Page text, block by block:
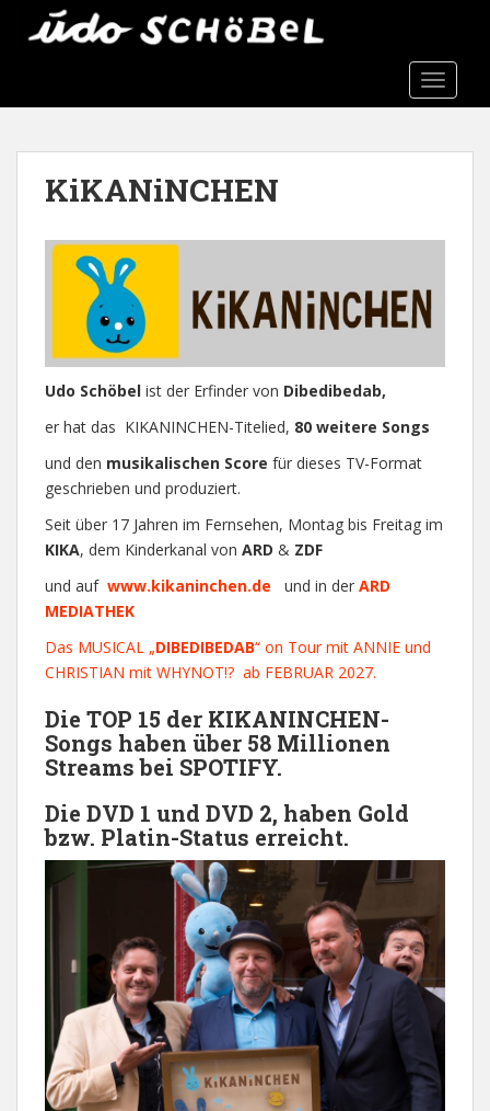
t
KiKANiNCHEN
Udo Schöbel ist der Erfinder von Dibedibedab,
er hat das KIKANINCHEN-Titelied, 80 weitere Songs
und den musikalischen Score für dieses TV-Format
geschrieben und produziert.
Seit über 17 Jahren im Fernsehen, Montag bis Freitag im
KIKA, dem Kinderkanal von ARD & ZDF
und auf www.kikaninchen.de und in der ARD
MEDIATHEK
Das MUSICAL „DIBEDIBEDAB“ on Tour mit ANNIE und
CHRISTIAN mit WHYNOT!? ab FEBRUAR 2027.
Die TOP 15 der KIKANINCHEN-
Songs haben über 58 Millionen
Streams bei SPOTIFY.
Die DVD 1 und DVD 2, haben Gold
bzw. Platin-Status erreicht.